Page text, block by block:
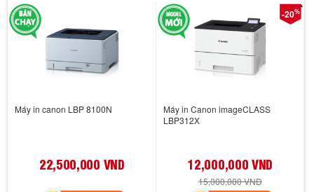
Máy in canon LBP 8100N
22,500,000 VND
-20%
Máy in Canon imageCLASS
LBP312X
12,000,000 VND
15,000,000 VND